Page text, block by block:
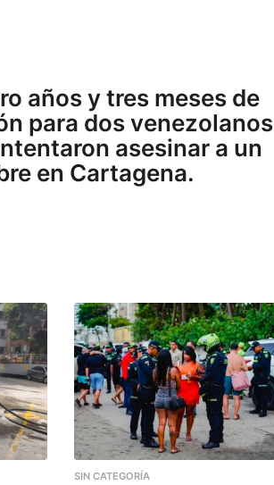
años y tres meses de
para dos venezolanos
asesinar a un
en Cartagena.
SIN CATEGORÍA